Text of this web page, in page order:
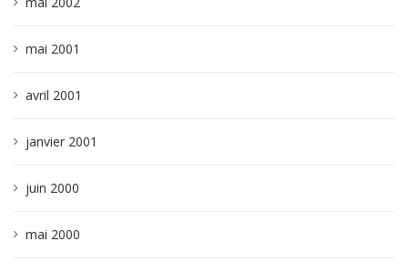
mai 2001
avril 2001
janvier 2001
juin 2000
mai 2000